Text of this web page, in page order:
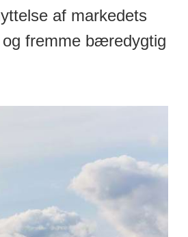
af markedets
fremme bæredygtig